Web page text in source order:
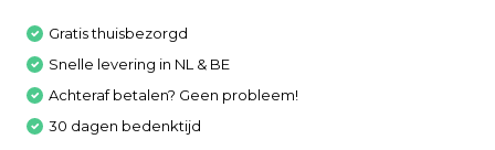
Gratis thuisbezorgd
Snelle levering in NL & BE
Achteraf betalen? Geen probleem!
30 dagen bedenktijd